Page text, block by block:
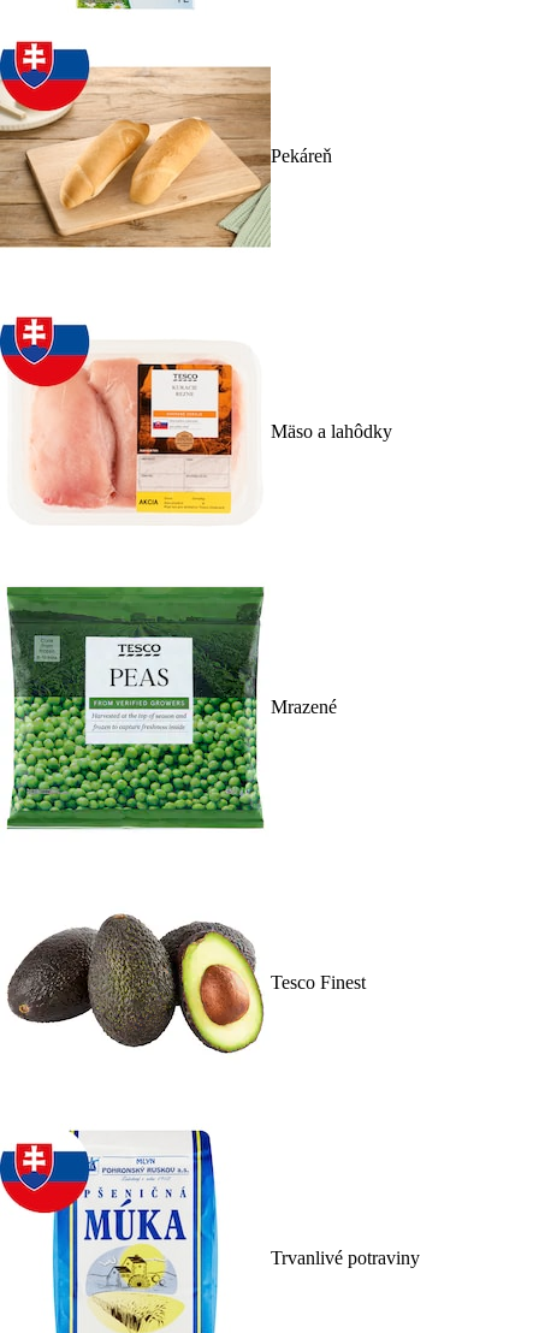
Pekáreň
Mäso a lahôdky
Mrazené
Tesco Finest
Trvanlivé potraviny